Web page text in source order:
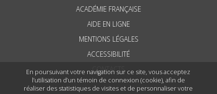
En poursuivant votre navigation sur ce site, vous acceptez
l’utilisation d’un témoin de connexion (cookie), afin de
réaliser des statistiques de visites et de personnaliser votre
ACADÉMIE FRANÇAISE
AIDE EN LIGNE
MENTIONS LÉGALES
ACCESSIBILITÉ
CONTACTS